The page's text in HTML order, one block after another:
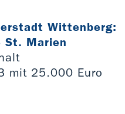
Wittenberg:
St. Marien
mit 25.000 Euro